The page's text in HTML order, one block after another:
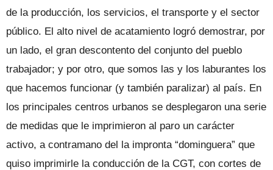
de la producción, los servicios, el transporte y el sector
público. El alto nivel de acatamiento logró demostrar, por
un lado, el gran descontento del conjunto del pueblo
trabajador; y por otro, que somos las y los laburantes los
que hacemos funcionar (y también paralizar) al país. En
los principales centros urbanos se desplegaron una serie
de medidas que le imprimieron al paro un carácter
activo, a contramano del la impronta “dominguera” que
quiso imprimirle la conducción de la CGT, con cortes de